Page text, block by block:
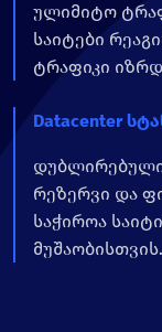
ულიმიტო
საიტები
ტრაფიკი
Datacenter
დუბლირებული
რეზერვი და
საჭიროა
მუშაობისთვის.